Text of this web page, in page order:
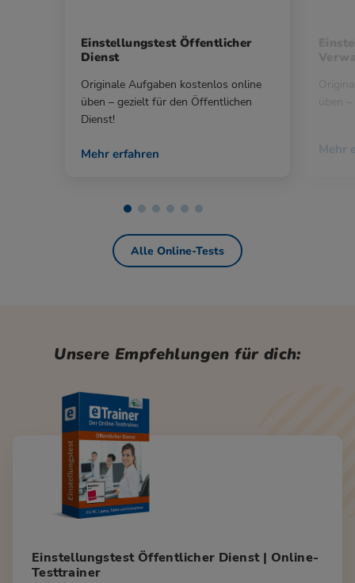
Einstellungstest Öffentlicher
Dienst
Originale Aufgaben kostenlos online
üben – gezielt für den Öffentlichen
Dienst!
Mehr erfahren Mehr
Alle Online-Tests
Unsere Empfehlungen für dich:
Einstellungstest Öffentlicher Dienst | Online-
Testtrainer